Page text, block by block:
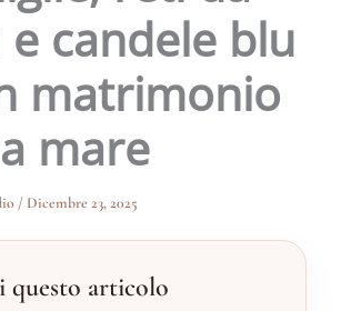
e candele blu
matrimonio
mare
/ Dicembre 23, 2025
questo articolo